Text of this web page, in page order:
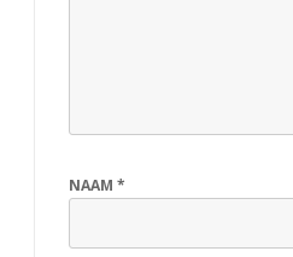
NAAM *